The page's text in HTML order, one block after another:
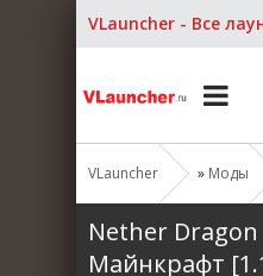
VLauncher - Все
VLauncher » Моды
Nether Dragon
Майнкрафт